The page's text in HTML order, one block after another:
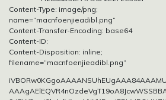
Content-Type: image/png;
name=“macnfoenjieadibl.png“
Content-Transfer-Encoding: base64
Content-ID:
Content-Disposition: inline;
filename=“macnfoenjieadibl.png“